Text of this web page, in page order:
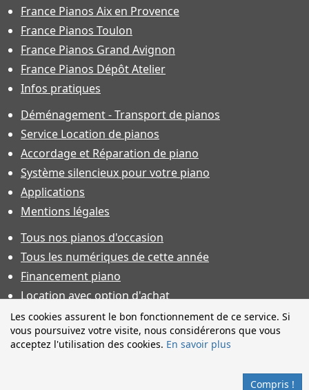
Les cookies assurent le bon fonctionnement de ce service. Si
vous poursuivez votre visite, nous considérerons que vous
acceptez l'utilisation des cookies. En savoir plus
Compris !
France Pianos Aix en Provence
France Pianos Toulon
France Pianos Grand Avignon
France Pianos Dépôt Atelier
Infos pratiques
Déménagement - Transport de pianos
Service Location de pianos
Accordage et Réparation de piano
Système silencieux pour votre piano
Applications
Mentions légales
Tous nos pianos d'occasion
Tous les numériques de cette année
Financement piano
Location avec option d'achat
Conditions générales de vente
Offres d'emploi & contrat d'apprentissage
toutes réserves et sauf erreur. Financement sous réserve